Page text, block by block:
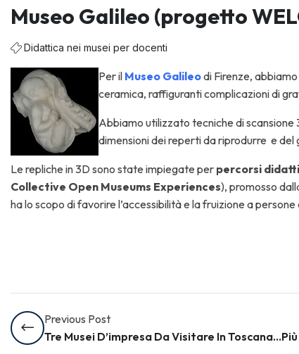
Museo Galileo (progetto
Didattica nei musei per docenti
Per il Museo Galileodi Firenze,
ceramica, raffiguranti complicazioni di
Abbiamo utilizzato tecniche di scansione
dimensioni dei reperti da riprodurre e
Le repliche in 3D sono state impiegate per percorsi
Collective Open Museums Experiences), promosso
ha lo scopo di favorire l’accessibilità e la fruizione a persone
Previous Post
Tre Musei D’impresa Da Visitare In Toscana…Più